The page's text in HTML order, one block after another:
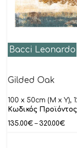
Bacci Leonardo
Gilded Oak
100 x 50cm (M x Y),
Κωδικός
135.00€ – 320.00€